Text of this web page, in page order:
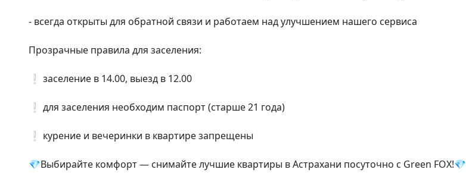
- всегда открыты для обратной связи и работаем над улучшением нашего сервиса
Прозрачные правила для заселения:
❕ заселение в 14.00, выезд в 12.00
❕ для заселения необходим паспорт (старше 21 года)
❕ курение и вечеринки в квартире запрещены
💎Выбирайте комфорт — снимайте лучшие квартиры в Астрахани посуточно с Green FOX!💎